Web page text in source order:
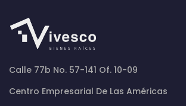
Calle 77b No. 57-141 Of. 10-09
Centro Empresarial De Las Américas